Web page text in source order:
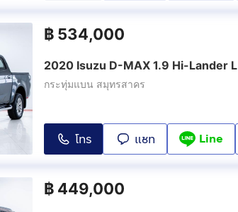
฿ 534,000
2020 Isuzu D-MAX 1.9 Hi-Lander L
กระทุ่มแบน สมุทรสาคร
โทร แชท Line
฿ 449,000